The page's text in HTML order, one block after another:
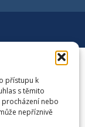
přístupu k
s těmito
nebo
nepříznivě